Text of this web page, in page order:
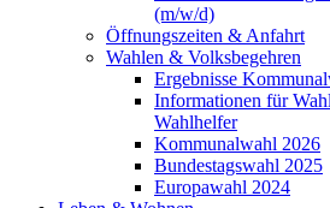
(m/w/d)
Öffnungszeiten & Anfahrt
Wahlen & Volksbegehren
Ergebnisse
Informationen für
Wahlhelfer
Kommunalwahl 2026
Bundestagswahl 2025
Europawahl 2024